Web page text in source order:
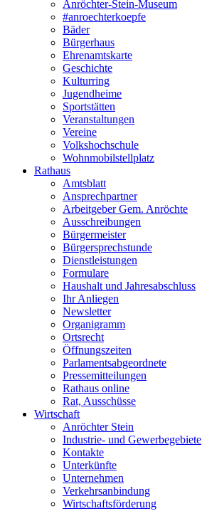
Anröchter-Stein-Museum
#anroechterkoepfe
Bäder
Bürgerhaus
Ehrenamtskarte
Geschichte
Kulturring
Jugendheime
Sportstätten
Veranstaltungen
Vereine
Volkshochschule
Wohnmobilstellplatz
Rathaus
Amtsblatt
Ansprechpartner
Arbeitgeber Gem. Anröchte
Ausschreibungen
Bürgermeister
Bürgersprechstunde
Dienstleistungen
Formulare
Haushalt und Jahresabschluss
Ihr Anliegen
Newsletter
Organigramm
Ortsrecht
Öffnungszeiten
Parlamentsabgeordnete
Pressemitteilungen
Rathaus online
Rat, Ausschüsse
Wirtschaft
Anröchter Stein
Industrie- und Gewerbegebiete
Kontakte
Unterkünfte
Unternehmen
Verkehrsanbindung
Wirtschaftsförderung